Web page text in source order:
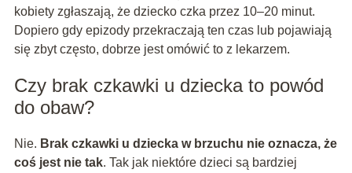
kobiety zgłaszają, że dziecko czka przez 10–20 minut.
Dopiero gdy epizody przekraczają ten czas lub pojawiają
się zbyt często, dobrze jest omówić to z lekarzem.
Czy brak czkawki u dziecka to powód
do obaw?
Nie. Brak czkawki u dziecka w brzuchu nie oznacza, że
coś jest nie tak. Tak jak niektóre dzieci są bardziej